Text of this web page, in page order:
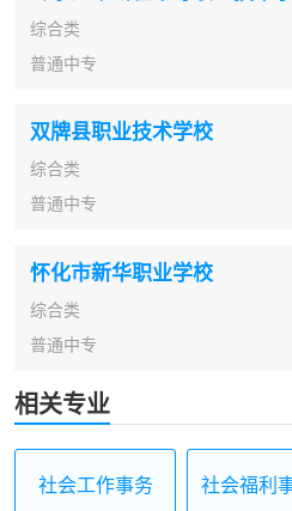
综合类
普通中专
双牌县职业技术学校
综合类
普通中专
怀化市新华职业学校
综合类
普通中专
相关专业
社会工作事务
社会福利